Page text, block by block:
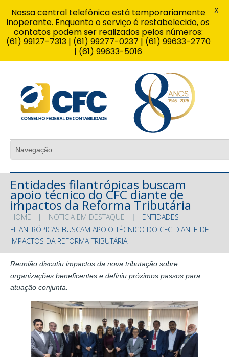
Entidades filantrópicas buscam
apoio técnico do CFC diante de
impactos da Reforma Tributária
HOME NOTICIA EM DESTAQUE
ENTIDADES
FILANTRÓPICAS BUSCAM APOIO TÉCNICO DO CFC DIANTE DE
IMPACTOS DA REFORMA TRIBUTÁRIA
Reunião discutiu impactos da nova tributação sobre
organizações beneficentes e definiu próximos passos para
atuação conjunta.
Nossa central telefônica está temporariamente
inoperante. Enquanto o serviço é restabelecido, os
contatos podem ser realizados pelos números:
(61) 99127-7313 | (61) 99277-0237 | (61) 99633-2770
| (61) 99633-5016
X